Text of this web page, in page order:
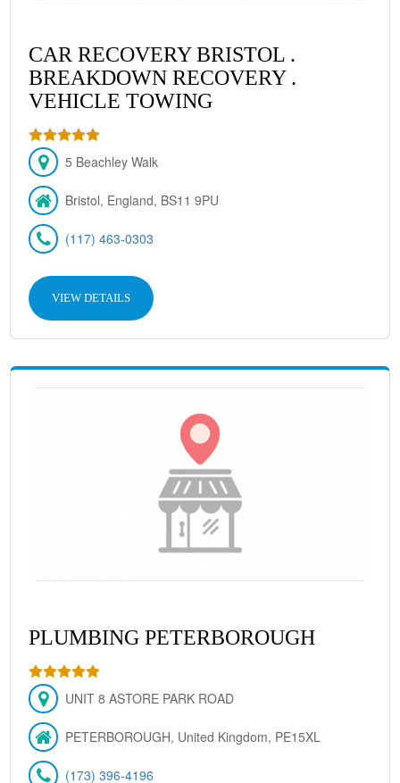
CAR RECOVERY BRISTOL .
BREAKDOWN RECOVERY .
VEHICLE TOWING
5 Beachley Walk
Bristol, England, BS11 9PU
(117) 463-0303
VIEW DETAILS
PLUMBING PETERBOROUGH
UNIT 8 ASTORE PARK ROAD
PETERBOROUGH, United Kingdom, PE15XL
(173) 396-4196